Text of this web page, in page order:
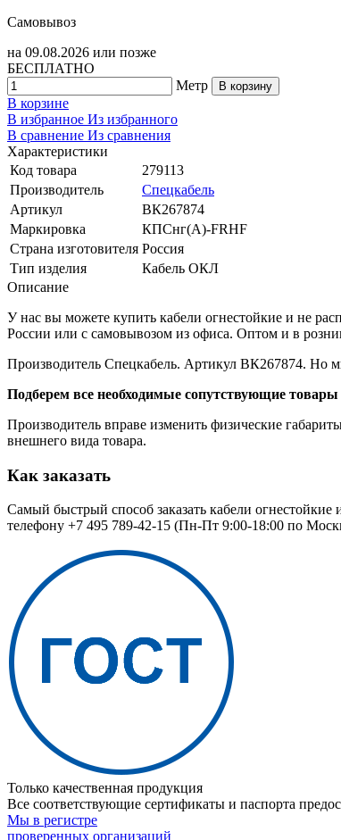
Самовывоз
на 09.08.2026 или позже
БЕСПЛАТНО
Метр
В корзину
В корзине
В избранное Из избранного
В сравнение Из сравнения
Характеристики
Код товара
279113
Производитель
Спецкабель
Артикул
ВК267874
Маркировка
КПСнг(А)-FRHF
Страна изготовителя Россия
Тип изделия
Кабель ОКЛ
Описание
У нас вы можете купить кабели огнестойкие и не
России или с самовывозом из офиса. Оптом и в
Производитель Спецкабель. Артикул ВК267874. Но
Подберем все необходимые сопутствующие товары
Производитель вправе изменить физические
внешнего вида товара.
Как заказать
Самый быстрый способ заказать кабели
телефону +7 495 789-42-15 (Пн-Пт 9:00-18:00 по
Только качественная продукция
Все соответствующие сертификаты и паспорта
Мы в регистре
проверенных организаций